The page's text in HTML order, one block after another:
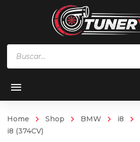
Home Shop BMW i8
i8 (374CV)